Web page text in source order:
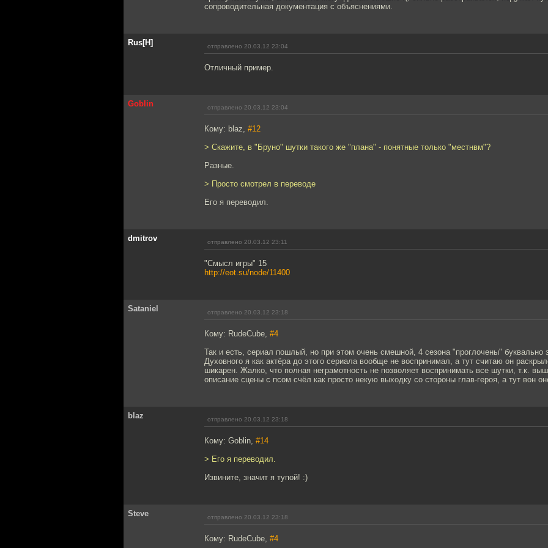
сопроводительная документация с объяснениями.
Rus[H] отправлено 20.03.12 23:04
Отличный пример.
Goblin отправлено 20.03.12 23:04
Кому: blaz, #12
> Скажите, в "Бруно" шутки такого же "плана" - понятные только "местнвм"?
Разные.
> Просто смотрел в переводе
Его я переводил.
dmitrov отправлено 20.03.12 23:11
"Смысл игры" 15
http://eot.su/node/11400
Sataniel отправлено 20.03.12 23:18
Кому: RudeCube, #4
Так и есть, сериал пошлый, но при этом очень смешной, 4 сезона "проглочены" буквально
Духовного я как актёра до этого сериала вообще не воспринимал, а тут считаю он
шикарен. Жалко, что полная неграмотность не позволяет воспринимать все шутки, т.к.
описание сцены с псом счёл как просто некую выходку со стороны глав-героя, а тут вон
blaz отправлено 20.03.12 23:18
Кому: Goblin, #14
> Его я переводил.
Извините, значит я тупой! :)
Steve отправлено 20.03.12 23:18
Кому: RudeCube, #4